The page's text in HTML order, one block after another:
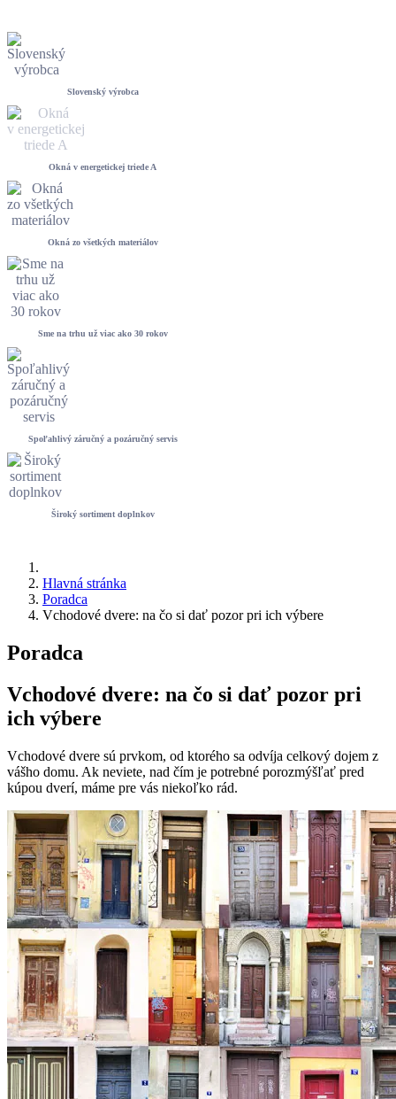
Slovenský výrobca
Okná v energetickej triede A
Okná zo všetkých materiálov
Sme na trhu už viac ako 30 rokov
Spoľahlivý záručný a pozáručný servis
Široký sortiment doplnkov
Hlavná stránka
Poradca
Vchodové dvere: na čo si dať pozor pri ich výbere
Poradca
Vchodové dvere: na čo si dať pozor pri
ich výbere
Vchodové dvere sú prvkom, od ktorého sa odvíja celkový dojem z
vášho domu. Ak neviete, nad čím je potrebné porozmýšľať pred
kúpou dverí, máme pre vás niekoľko rád.